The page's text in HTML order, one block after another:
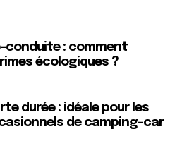
conduite : comment
écologiques ?
durée : idéale pour les
de camping-car